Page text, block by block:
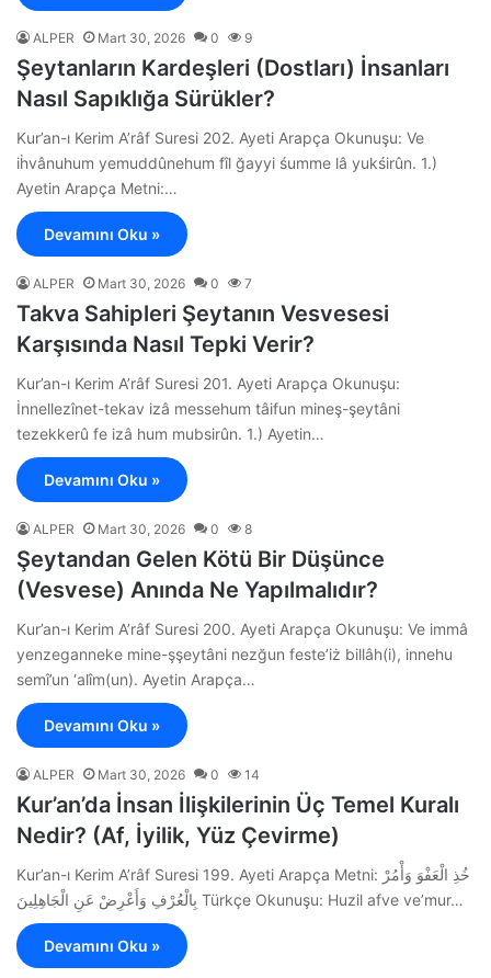
ALPER Mart 30, 2026 0 9
Şeytanların Kardeşleri (Dostları) İnsanları
Nasıl Sapıklığa Sürükler?
Kur’an-ı Kerim A’râf Suresi 202. Ayeti Arapça Okunuşu: Ve
iḣvânuhum yemuddûnehum fîl ğayyi śumme lâ yukśirûn. 1.)
Ayetin Arapça Metni:…
Devamını Oku »
ALPER Mart 30, 2026 0 7
Takva Sahipleri Şeytanın Vesvesesi
Karşısında Nasıl Tepki Verir?
Kur’an-ı Kerim A’râf Suresi 201. Ayeti Arapça Okunuşu:
İnnellezînet-tekav izâ messehum tâifun mineş-şeytâni
tezekkerû fe izâ hum mubsirûn. 1.) Ayetin…
Devamını Oku »
ALPER Mart 30, 2026 0 8
Şeytandan Gelen Kötü Bir Düşünce
(Vesvese) Anında Ne Yapılmalıdır?
Kur’an-ı Kerim A’râf Suresi 200. Ayeti Arapça Okunuşu: Ve immâ
yenzeganneke mine-şşeytâni nezğun feste’iż billâh(i), innehu
semî’un ‘alîm(un). Ayetin Arapça…
Devamını Oku »
ALPER Mart 30, 2026 0 14
Kur’an’da İnsan İlişkilerinin Üç Temel Kuralı
Nedir? (Af, İyilik, Yüz Çevirme)
Kur’an-ı Kerim A’râf Suresi 199. Ayeti Arapça Metni: خُذِ الْعَفْوَ وَأْمُرْ
بِالْعُرْفِ وَأَعْرِضْ عَنِ الْجَاهِلِينَ Türkçe Okunuşu: Huzil afve ve’mur…
Devamını Oku »